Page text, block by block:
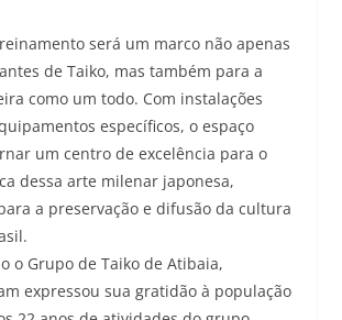
será um marco não apenas
de Taiko, mas também para a
como um todo. Com instalações
específicos, o espaço
um centro de excelência para o
dessa arte milenar japonesa,
a preservação e difusão da cultura
o Grupo de Taiko de Atibaia,
expressou sua gratidão à população